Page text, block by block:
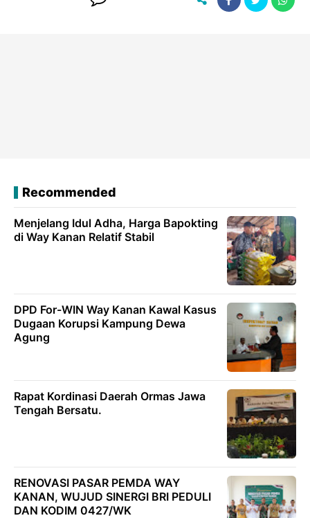
Recommended
Menjelang Idul Adha, Harga Bapokting
di Way Kanan Relatif Stabil
DPD For-WIN Way Kanan Kawal Kasus
Dugaan Korupsi Kampung Dewa
Agung
Rapat Kordinasi Daerah Ormas Jawa
Tengah Bersatu.
RENOVASI PASAR PEMDA WAY
KANAN, WUJUD SINERGI BRI PEDULI
DAN KODIM 0427/WK